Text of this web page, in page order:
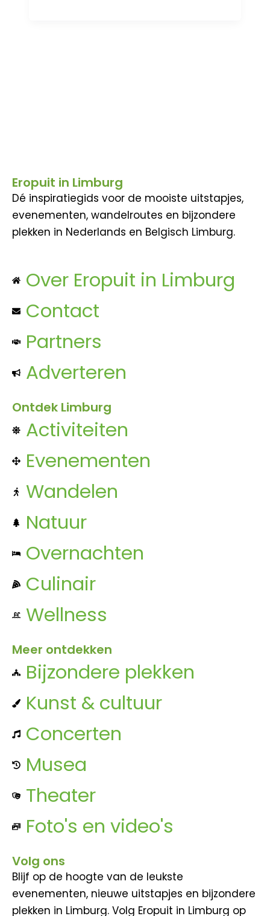
Eropuit in Limburg
Dé inspiratiegids voor de mooiste uitstapjes,
evenementen, wandelroutes en bijzondere
plekken in Nederlands en Belgisch Limburg.
Over Eropuit in Limburg
Contact
Partners
Adverteren
Ontdek Limburg
Activiteiten
Evenementen
Wandelen
Natuur
Overnachten
Culinair
Wellness
Meer ontdekken
Bijzondere plekken
Kunst & cultuur
Concerten
Musea
Theater
Foto's en video's
Volg ons
Blijf op de hoogte van de leukste
evenementen, nieuwe uitstapjes en bijzondere
plekken in Limburg. Volg Eropuit in Limburg op